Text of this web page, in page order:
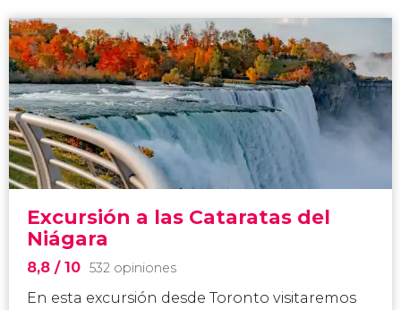
Excursión a las Cataratas del
Niágara
8,8 / 10 532 opiniones
En esta excursión desde Toronto visitaremos